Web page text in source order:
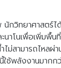
นักวิทยาศาสตร์ไ
ะนาโนเพื่อเพิ่มพื้
ไม่สามารถไหลผ่
ใช้พลังงานมากก